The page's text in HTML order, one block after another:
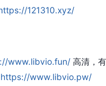
121310.xyz/
www.libvio.fun/ 高清，
https://www.libvio.pw/